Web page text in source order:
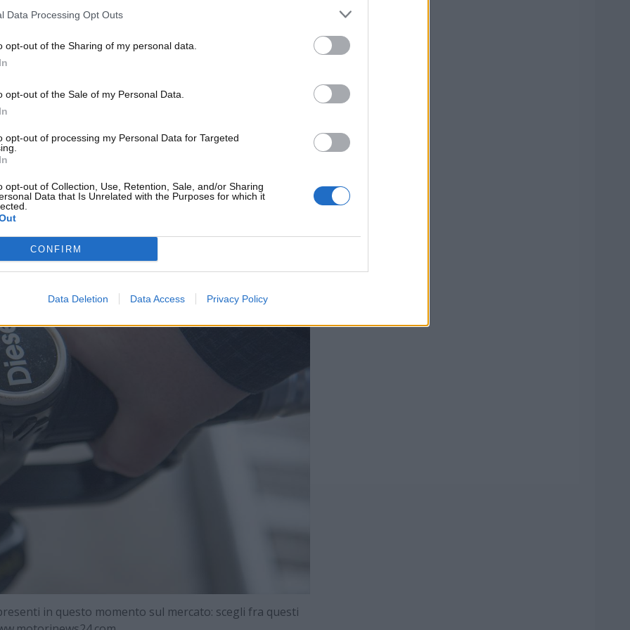
Data Processing Opt Outs
opt-out of the Sharing of my personal data.
opt-out of the Sale of my Personal Data.
opt-out of processing my Personal Data for Targeted
opt-out of Collection, Use, Retention, Sale, and/or Sharing
Data that Is Unrelated with the Purposes for which it
CONFIRM
Data Deletion Data Access Privacy Policy
classifica troviamo, senza dubbio, la
le mani su una vettura diesel dotata di un ottimo 1.6
sono molto limitati. Sarà possibile percorrere circa 21
sul mercato: non
la
inferiori rispetto a quelli della Fiat Tipo. Con questa
più di 23 chilometri con un solo litro di gasolio.
in questo momento sul mercato: scegli fra questi